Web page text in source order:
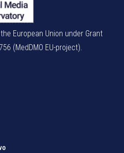
European Union under Grant
(MedDMO EU-project).